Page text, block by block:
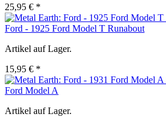
25,95 € *
Ford - 1925 Ford Model T Runabout
Artikel auf Lager.
15,95 € *
Ford Model A
Artikel auf Lager.